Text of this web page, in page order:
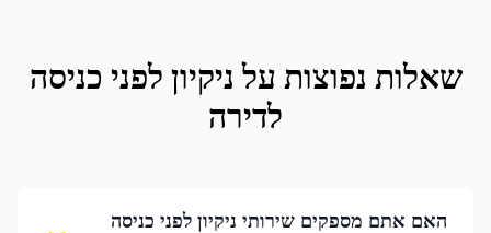
שאלות נפוצות על ניקיון לפני כניסה
לדירה
האם אתם מספקים שירותי ניקיון לפני כניסה